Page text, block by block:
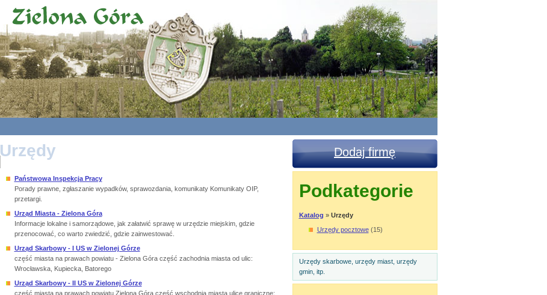
Urzędy
Państwowa Inspekcja Pracy
Porady prawne, zgłaszanie wypadków, sprawozdania, komunikaty Komunikaty OIP,
przetargi.
Urząd Miasta - Zielona Góra
Informacje lokalne i samorządowe, jak załatwić sprawę w urzędzie miejskim, gdzie
przenocować, co warto zwiedzić, gdzie zainwestować.
Urząd Skarbowy - I US w Zielonej Górze
część miasta na prawach powiatu - Zielona Góra część zachodnia miasta od ulic:
Wrocławska, Kupiecka, Batorego
Urząd Skarbowy - II US w Zielonej Górze
część miasta na prawach powiatu Zielona Góra część wschodnia miasta ulice graniczne:
Dodaj firmę
Podkategorie
Katalog » Urzędy
Urzędy pocztowe(15)
Urzędy skarbowe, urzędy miast, urzędy
gmin, itp.